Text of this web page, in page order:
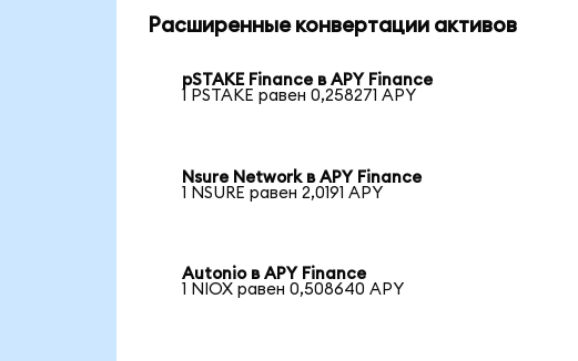
Расширенные конвертации активов
pSTAKE Finance в APY Finance
1 PSTAKE равен 0,258271 APY
Nsure Network в APY Finance
1 NSURE равен 2,0191 APY
Autonio в APY Finance
1 NIOX равен 0,508640 APY